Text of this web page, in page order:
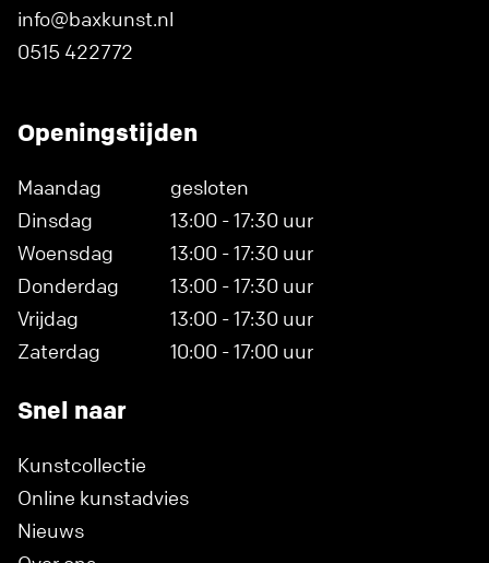
info@baxkunst.nl
0515 422772
Openingstijden
Maandag
gesloten
Dinsdag
13:00 - 17:30 uur
Woensdag
13:00 - 17:30 uur
Donderdag
13:00 - 17:30 uur
Vrijdag
13:00 - 17:30 uur
Zaterdag
10:00 - 17:00 uur
Snel naar
Kunstcollectie
Online kunstadvies
Nieuws